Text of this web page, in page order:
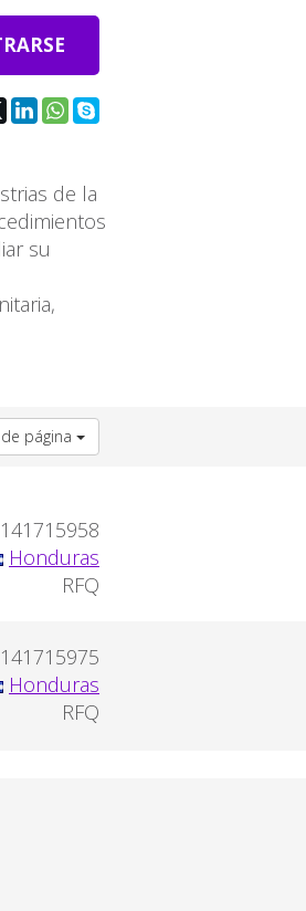
de la
su
página
141715958
Honduras
RFQ
141715975
Honduras
RFQ